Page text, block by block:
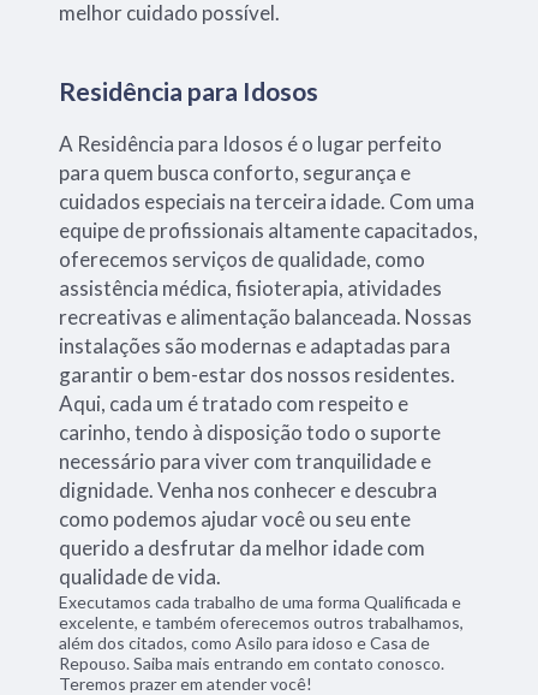
melhor cuidado possível.
Residência para Idosos
A Residência para Idosos é o lugar perfeito
para quem busca conforto, segurança e
cuidados especiais na terceira idade. Com uma
equipe de profissionais altamente capacitados,
oferecemos serviços de qualidade, como
assistência médica, fisioterapia, atividades
recreativas e alimentação balanceada. Nossas
instalações são modernas e adaptadas para
garantir o bem-estar dos nossos residentes.
Aqui, cada um é tratado com respeito e
carinho, tendo à disposição todo o suporte
necessário para viver com tranquilidade e
dignidade. Venha nos conhecer e descubra
como podemos ajudar você ou seu ente
querido a desfrutar da melhor idade com
qualidade de vida.
Executamos cada trabalho de uma forma Qualificada e
excelente, e também oferecemos outros trabalhamos,
além dos citados, como Asilo para idoso e Casa de
Repouso. Saiba mais entrando em contato conosco.
Teremos prazer em atender você!